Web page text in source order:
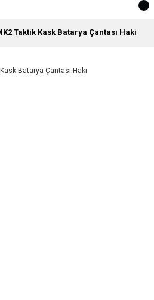
Taktik Kask Batarya Çantası Haki